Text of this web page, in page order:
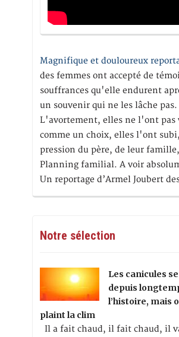
Magnifique et douloureux
des femmes ont accepté de
souffrances qu'elle endurent
un souvenir qui ne les lâche pas.
L'avortement, elles ne l'ont pas
comme un choix, elles l'ont
pression du père, de leur
Planning familial. A voir
Un reportage d’Armel Joubert
Notre sélection
Les canicules
depuis
l’histoire, mais
plaint la clim
Il a fait chaud, il fait chaud, il